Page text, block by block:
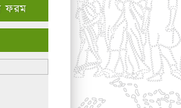
ফরম